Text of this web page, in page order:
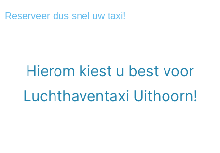
Reserveer dus snel uw taxi!
Hierom kiest u best voor
Luchthaventaxi Uithoorn!